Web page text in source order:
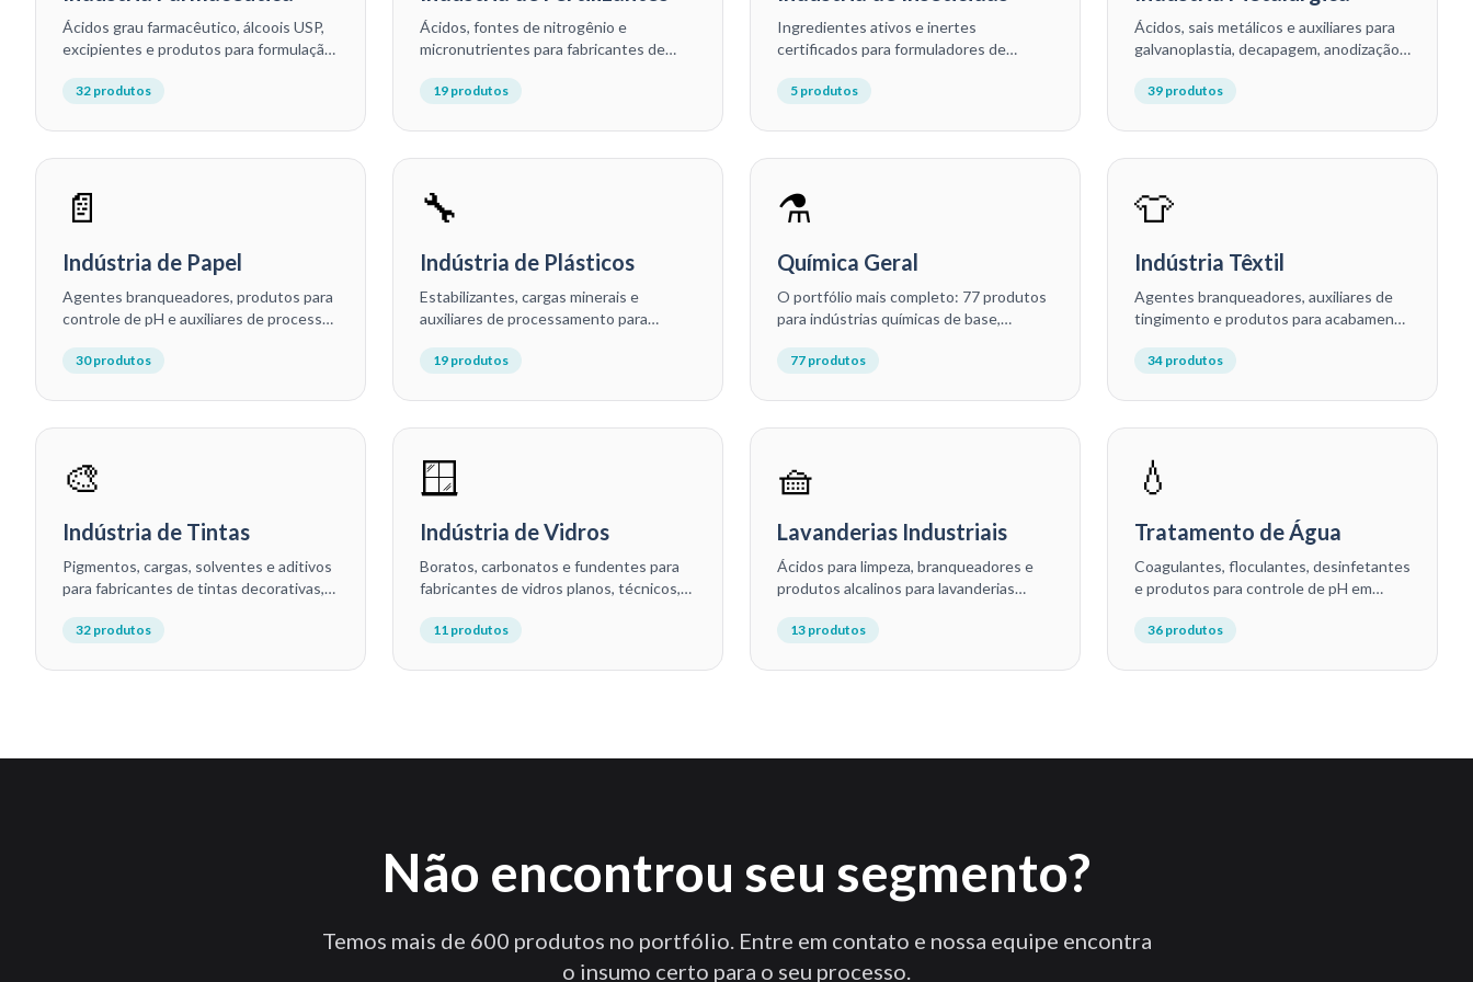
Ácidos grau farmacêutico, álcoois USP,
excipientes e produtos para formulação
produtos de higiene.
32 produtos
Ácidos, fontes de nitrogênio e
micronutrientes para fabricantes de
quelatados e corretivos de solo.
19 produtos
Ingredientes ativos e inertes
certificados para formuladores de
domésticos e produtos de controle de
5 produtos
Ácidos, sais metálicos e auxiliares para
galvanoplastia, decapagem, anodização,
em geral.
39 produtos
📄
Indústria de Papel
Agentes branqueadores, produtos para
controle de pH e auxiliares de processo
fabricantes de embalagens.
30produtos
🔧
Indústria de Plásticos
Estabilizantes, cargas minerais e
auxiliares de processamento para
embalagens, componentes e artefatos
19 produtos
⚗️
Química Geral
O portfólio mais completo: 77 produtos
para indústrias químicas de base,
laboratórios de P&D.
77 produtos
👕
Indústria Têxtil
Agentes branqueadores, auxiliares de
tingimento e produtos para acabamento
beneficiadoras de fibras.
34 produtos
🎨
Indústria de Tintas
Pigmentos, cargas, solventes e aditivos
para fabricantes de tintas decorativas,
especiais.
32 produtos
🪟
Indústria de Vidros
Boratos, carbonatos e fundentes para
fabricantes de vidros planos, técnicos,
11 produtos
🧺
Lavanderias Industriais
Ácidos para limpeza, branqueadores e
produtos alcalinos para lavanderias
prestadores de serviços.
13 produtos
💧
Tratamento de Água
Coagulantes, floculantes, desinfetantes
e produtos para controle de pH em
de água industrial.
36 produtos
Não encontrou seu segmento?
Temos mais de 600 produtos no portfólio. Entre em contato e nossa equipe encontra
o insumo certo para o seu processo.